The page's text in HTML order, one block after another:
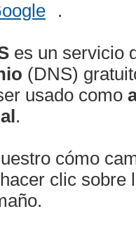
.
es un servicio
(DNS)
usado como
.
cómo
clic sobre